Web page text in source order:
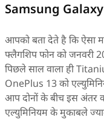
Samsung
आपको बता देते है कि ऐसा
फ्लैगशिप फोन को जनवरी
पिछले साल वाला ही
OnePlus 13 को
आप दोनों के बीच इस अंतर
एल्युमिनियम के मुकाबले